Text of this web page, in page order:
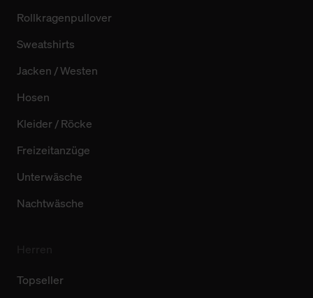
Rollkragenpullover
Sweatshirts
Jacken / Westen
Hosen
Kleider / Röcke
Freizeitanzüge
Unterwäsche
Nachtwäsche
Topseller